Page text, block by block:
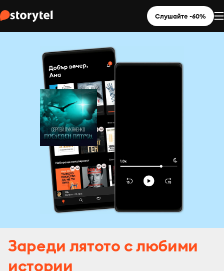
Слушайте -60%
Зареди лятото с любими
истории